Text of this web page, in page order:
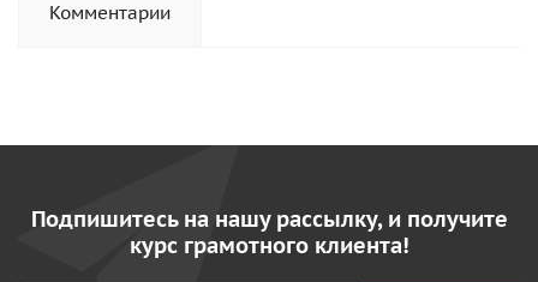
Комментарии
Подпишитесь на нашу рассылку, и получите
курс грамотного клиента!